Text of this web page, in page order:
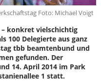
Foto: Michael Voigt
konkret vielschichtig
100 Delegierte aus ganz
tbb beamtenbund und
gefunden. Der
14. April 2014 im Park
1 statt.